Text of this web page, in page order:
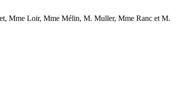
Mme Loir, Mme Mélin, M. Muller, Mme Ranc et M.